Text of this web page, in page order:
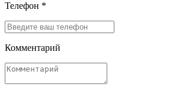
Телефон *
Комментарий